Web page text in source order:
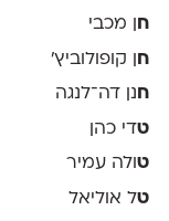
ח
ן מכבי
חן קופולוביץ'
ח נן דה־לנגה
טדי כהן
טולה עמיר
טל אוליאל